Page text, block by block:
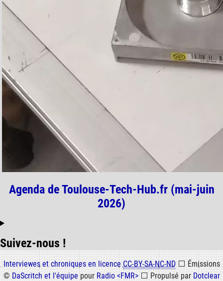
Agenda de Toulouse-Tech-Hub.fr (mai-juin
2026)
Suivez-nous !
Informations
Interviewes et chroniques en licence CC-BY-SA-NC-ND ⬜ Émissions
© DaScritch et l'équipe pour Radio <FMR> ⬜ Propulsé par Dotclear